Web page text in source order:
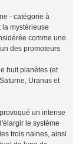
- catégorie à
mystérieuse
comme une
des promoteurs
huit planètes (et
Uranus et
un intense
le système
trois naines, ainsi